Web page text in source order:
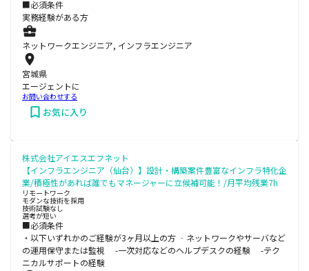
■必須条件
実務経験がある方
ネットワークエンジニア, インフラエンジニア
宮城県
エージェントに
お問い合わせする
お気に入り
株式会社アイエスエフネット
【インフラエンジニア（仙台）】設計・構築案件豊富なインフラ特化企
業/積極性があれば誰でもマネージャーに立候補可能！/月平均残業7h
リモートワーク
モダンな技術を採用
技術試験なし
選考が短い
■必須条件
・以下いずれかのご経験が3ヶ月以上の方 ‐ネットワークやサーバなど
の運用保守または監視 -一次対応などのヘルプデスクの経験 -テク
ニカルサポートの経験